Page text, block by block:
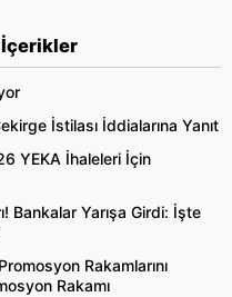
İstilası İddialarına Yanıt
YEKA İhaleleri İçin
Bankalar Yarışa Girdi: İşte
Rakamlarını
Rakamı